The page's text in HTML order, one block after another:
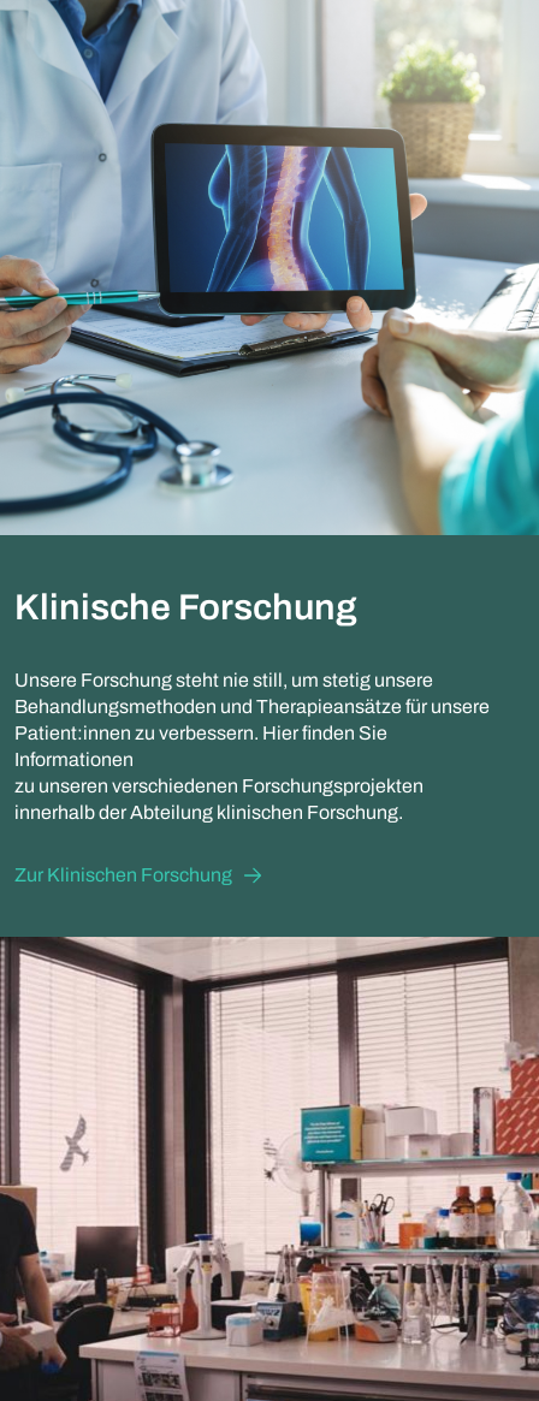
Klinische Forschung
Unsere Forschung steht nie still, um stetig unsere
Behandlungsmethoden und Therapieansätze für unsere
Patient:innen zu verbessern. Hier finden Sie
Informationen
zu unseren verschiedenen Forschungsprojekten
innerhalb der Abteilung klinischen Forschung.
Zur Klinischen Forschung